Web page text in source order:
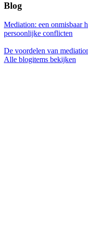
Blog
Mediation: een onmisbaar
persoonlijke conflicten
De voordelen van
Alle blogitems bekijken